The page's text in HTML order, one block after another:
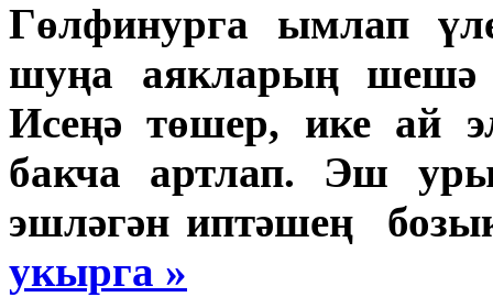
Гөлфинурга ымлап
шуңа аякларың шешә
Исеңә төшер, ике ай
бакча артлап. Эш
эшләгән иптәшең
укырга »